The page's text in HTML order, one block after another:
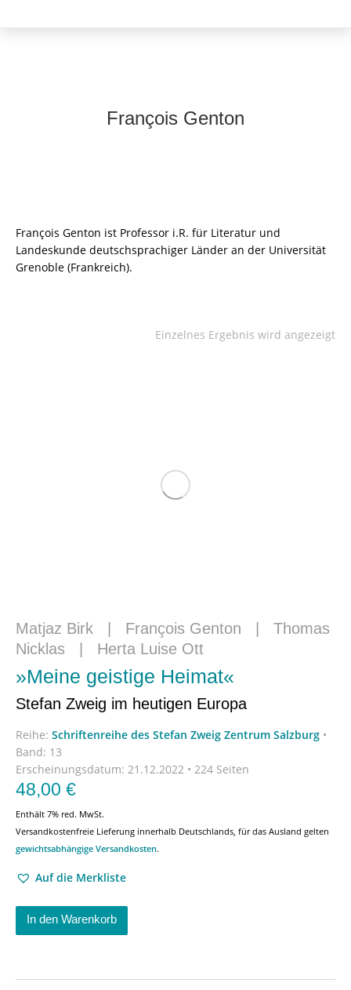
François Genton
François Genton ist Professor i.R. für Literatur und
Landeskunde deutschsprachiger Länder an der Universität
Grenoble (Frankreich).
Einzelnes Ergebnis wird angezeigt
Matjaz Birk François Genton
Thomas
Nicklas
Herta Luise Ott
»Meine geistige Heimat«
Stefan Zweig im heutigen Europa
Reihe: Schriftenreihe des Stefan Zweig Zentrum Salzburg •
Band: 13
Erscheinungsdatum: 21.12.2022 • 224 Seiten
48,00 €
Enthält 7% red. MwSt.
Versandkostenfreie Lieferung innerhalb Deutschlands, für das Ausland gelten
gewichtsabhängige Versandkosten.
Auf die Merkliste
In den Warenkorb